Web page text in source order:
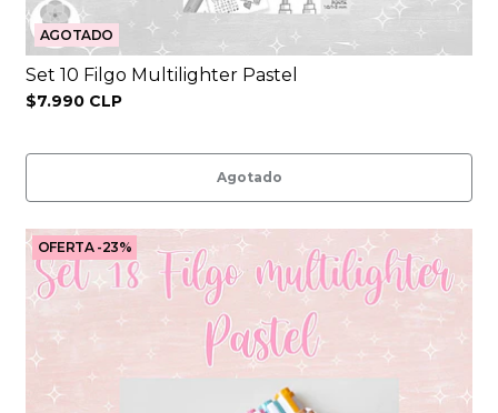
AGOTADO
Set 10 Filgo Multilighter Pastel
$7.990 CLP
Agotado
OFERTA -23%